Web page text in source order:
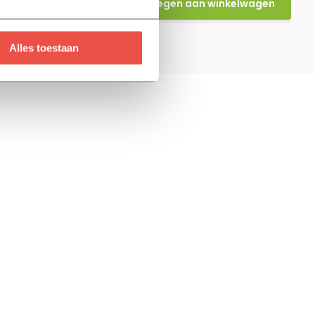
Alles toestaan
Toevoegen aan winkelwagen